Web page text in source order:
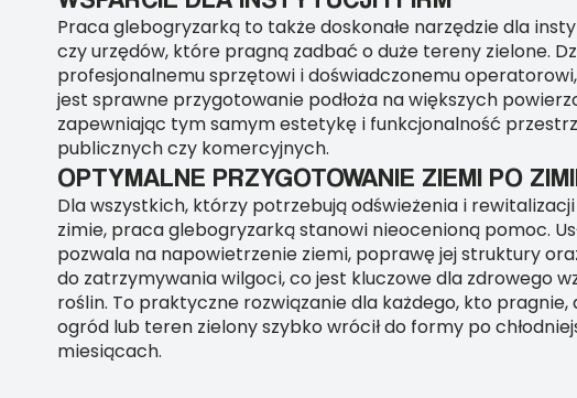
Praca glebogryzarką to także doskonałe narzędzie dla
czy urzędów, które pragną zadbać o duże tereny zielone.
profesjonalnemu sprzętowi i doświadczonemu
jest sprawne przygotowanie podłoża na większych
zapewniając tym samym estetykę i funkcjonalność
publicznych czy komercyjnych.
OPTYMALNE PRZYGOTOWANIE ZIEMI PO
Dla wszystkich, którzy potrzebują odświeżenia i
zimie, praca glebogryzarką stanowi nieocenioną pomoc.
pozwala na napowietrzenie ziemi, poprawę jej struktury
do zatrzymywania wilgoci, co jest kluczowe dla zdrowego
roślin. To praktyczne rozwiązanie dla każdego, kto pragnie,
ogród lub teren zielony szybko wrócił do formy po
miesiącach.